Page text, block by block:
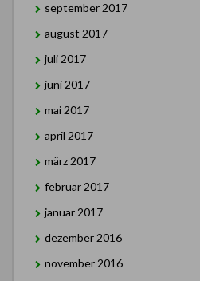
september 2017
august 2017
juli 2017
juni 2017
mai 2017
april 2017
märz 2017
februar 2017
januar 2017
dezember 2016
november 2016